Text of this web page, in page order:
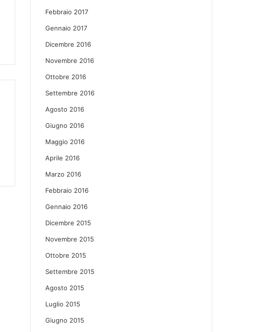
Febbraio 2017
Gennaio 2017
Dicembre 2016
Novembre 2016
Ottobre 2016
Settembre 2016
Agosto 2016
Giugno 2016
Maggio 2016
Aprile 2016
Marzo 2016
Febbraio 2016
Gennaio 2016
Dicembre 2015
Novembre 2015
Ottobre 2015
Settembre 2015
Agosto 2015
Luglio 2015
Giugno 2015